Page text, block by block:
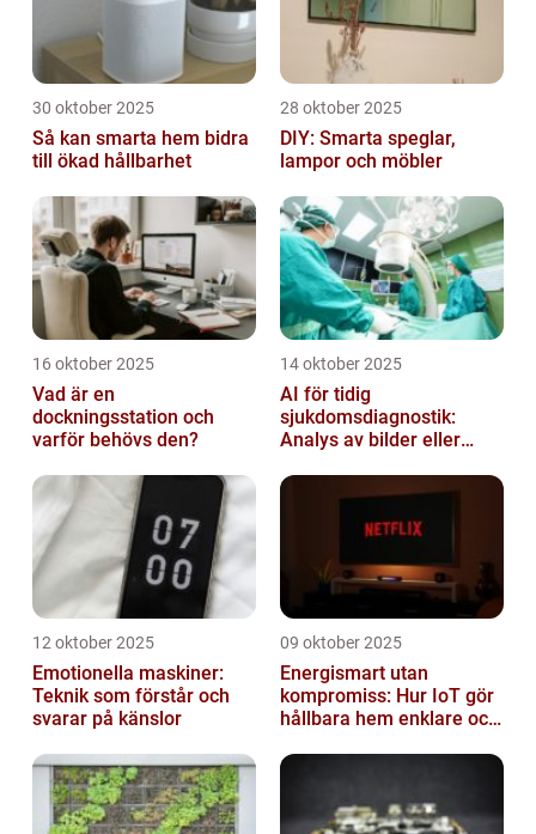
30 oktober 2025
Så kan smarta hem bidra
till ökad hållbarhet
28 oktober 2025
DIY: Smarta speglar,
lampor och möbler
16 oktober 2025
Vad är en
dockningsstation och
varför behövs den?
14 oktober 2025
AI för tidig
sjukdomsdiagnostik:
Analys av bilder eller
12 oktober 2025
Emotionella maskiner:
Teknik som förstår och
svarar på känslor
09 oktober 2025
Energismart utan
kompromiss: Hur IoT gör
hållbara hem enklare och